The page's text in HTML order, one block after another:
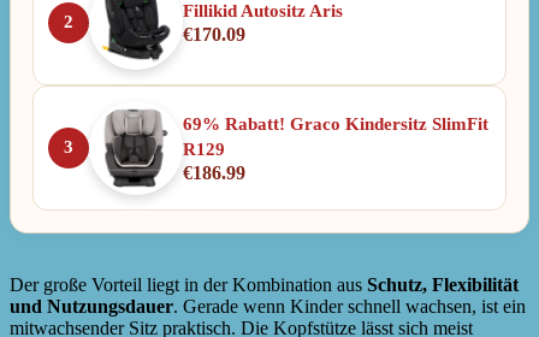
2
Fillikid Autositz Aris
€170.09
3
69% Rabatt! Graco Kindersitz SlimFit
R129
€186.99
Der große Vorteil liegt in der Kombination aus Schutz, Flexibilität
und Nutzungsdauer. Gerade wenn Kinder schnell wachsen, ist ein
mitwachsender Sitz praktisch. Die Kopfstütze lässt sich meist